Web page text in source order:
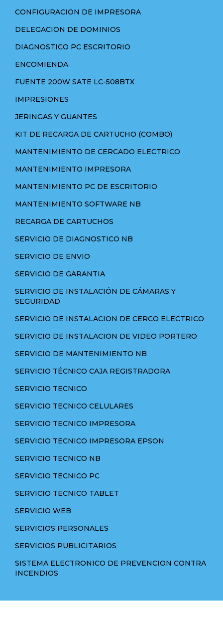
CONFIGURACION DE IMPRESORA
DELEGACION DE DOMINIOS
DIAGNOSTICO PC ESCRITORIO
ENCOMIENDA
FUENTE 200W SATE LC-508BTX
IMPRESIONES
JERINGAS Y GUANTES
KIT DE RECARGA DE CARTUCHO (COMBO)
MANTENIMIENTO DE CERCADO ELECTRICO
MANTENIMIENTO IMPRESORA
MANTENIMIENTO PC DE ESCRITORIO
MANTENIMIENTO SOFTWARE NB
RECARGA DE CARTUCHOS
SERVICIO DE DIAGNOSTICO NB
SERVICIO DE ENVIO
SERVICIO DE GARANTIA
SERVICIO DE INSTALACIÓN DE CÁMARAS Y
SEGURIDAD
SERVICIO DE INSTALACION DE CERCO ELECTRICO
SERVICIO DE INSTALACION DE VIDEO PORTERO
SERVICIO DE MANTENIMIENTO NB
SERVICIO TÉCNICO CAJA REGISTRADORA
SERVICIO TECNICO
SERVICIO TECNICO CELULARES
SERVICIO TECNICO IMPRESORA
SERVICIO TECNICO IMPRESORA EPSON
SERVICIO TECNICO NB
SERVICIO TECNICO PC
SERVICIO TECNICO TABLET
SERVICIO WEB
SERVICIOS PERSONALES
SERVICIOS PUBLICITARIOS
SISTEMA ELECTRONICO DE PREVENCION CONTRA
INCENDIOS